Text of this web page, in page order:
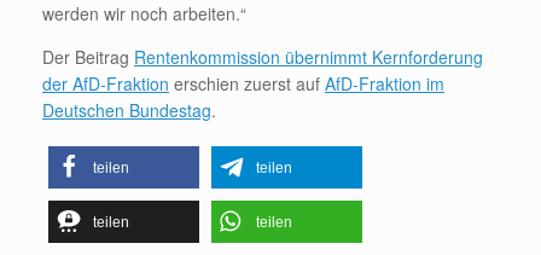
werden wir noch arbeiten.“
Der Beitrag Rentenkommission übernimmt Kernforderung
der AfD-Fraktion erschien zuerst auf AfD-Fraktion im
Deutschen Bundestag.
teilen teilen
teilen teilen